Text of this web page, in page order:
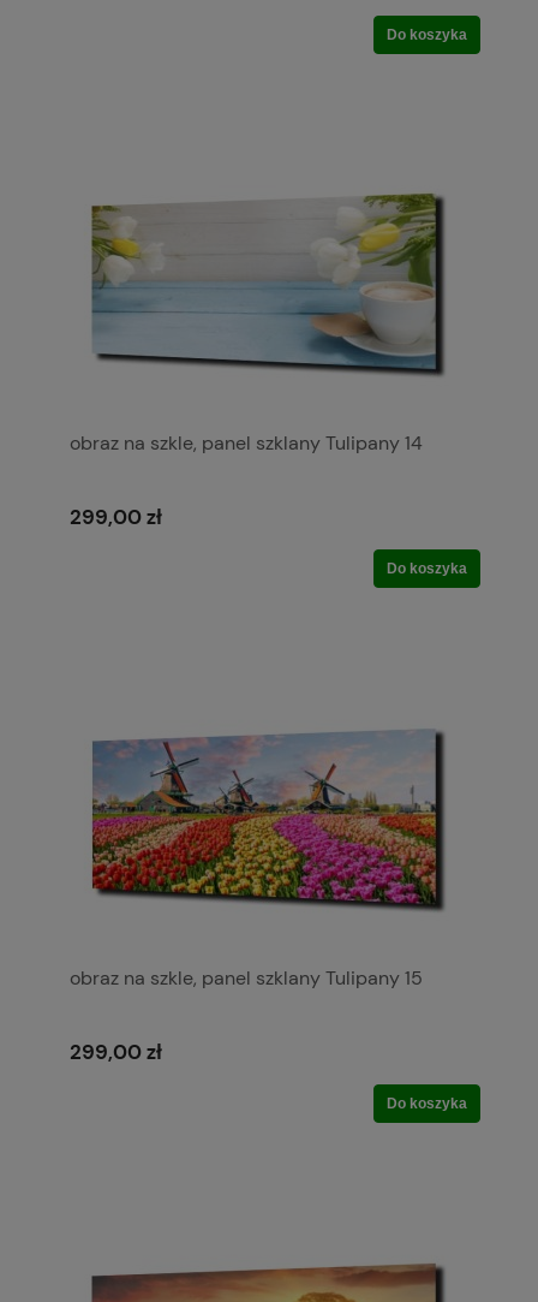
Do koszyka
obraz na szkle, panel szklany Tulipany 14
299,00 zł
Do koszyka
obraz na szkle, panel szklany Tulipany 15
299,00 zł
Do koszyka